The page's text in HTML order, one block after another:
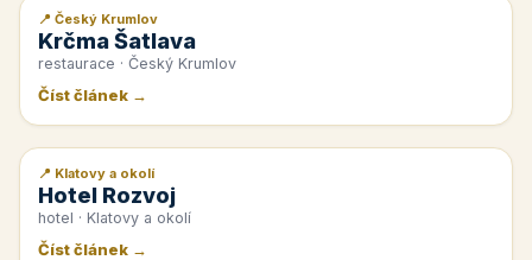
📰 PR článek
📍 Český Krumlov
Krčma Šatlava
restaurace · Český Krumlov
Číst článek →
📰 PR článek
📍 Klatovy a okolí
Hotel Rozvoj
hotel · Klatovy a okolí
Číst článek →